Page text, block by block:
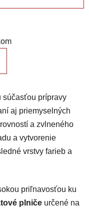
súčasťou prípravy
aj priemyselných
a zvlneného
a vytvorenie
vrstvy farieb a
priľnavosťou ku
plniče určené na